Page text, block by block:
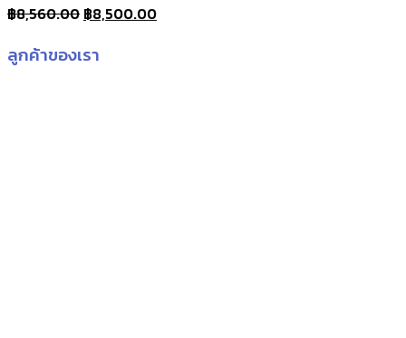
฿8,560.00 Original
was:
฿8,500.00Current
ลูกค้าของเรา